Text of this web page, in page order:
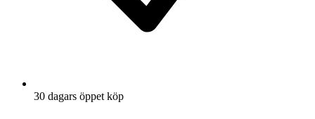
30 dagars öppet köp